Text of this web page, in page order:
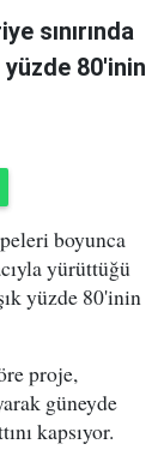
sınırında
80'inin
boyunca
yürüttüğü
yüzde 80'inin
proje,
güneyde
kapsıyor.